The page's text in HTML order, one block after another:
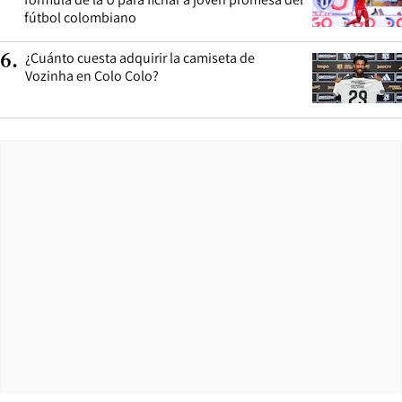
fútbol colombiano
6. ¿Cuánto cuesta adquirir la camiseta de
Vozinha en Colo Colo?